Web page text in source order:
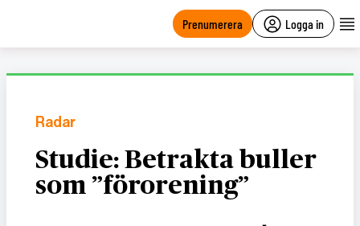
Prenumerera Logga in
Radar
Studie: Betrakta buller
som ”förorening”